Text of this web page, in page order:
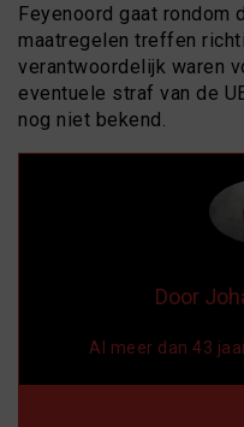
Feyenoord gaat rondom
maatregelen treffen
verantwoordelijk waren
eventuele straf van de
nog niet bekend.
Door
Al meer dan 43